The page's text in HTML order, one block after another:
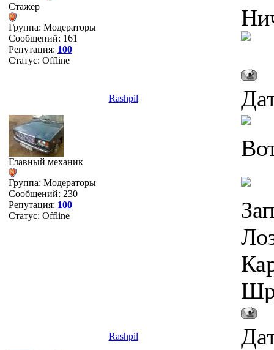
Стажёр
Группа: Модераторы
Сообщений: 161
Репутация: 100
Статус: Offline
Rashpil
Главный механик
Группа: Модераторы
Сообщений: 230
Репутация: 100
Статус: Offline
Rashpil